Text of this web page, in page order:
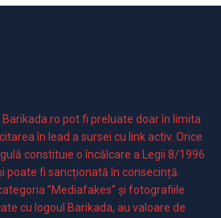
pot fi preluate doar în limita
în lead a sursei cu link activ. Orice
constituie o încălcare a Legii 8/1996
poate fi sancționată în consecință.
”Mediafakes” și fotografiile
cu logoul Barikada, au valoare de